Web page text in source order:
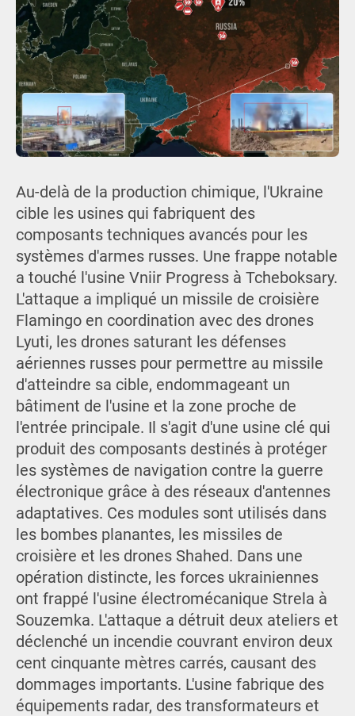
Au-delà de la production chimique, l'Ukraine
cible les usines qui fabriquent des
composants techniques avancés pour les
systèmes d'armes russes. Une frappe notable
a touché l'usine Vniir Progress à Tcheboksary.
L'attaque a impliqué un missile de croisière
Flamingo en coordination avec des drones
Lyuti, les drones saturant les défenses
aériennes russes pour permettre au missile
d'atteindre sa cible, endommageant un
bâtiment de l'usine et la zone proche de
l'entrée principale. Il s'agit d'une usine clé qui
produit des composants destinés à protéger
les systèmes de navigation contre la guerre
électronique grâce à des réseaux d'antennes
adaptatives. Ces modules sont utilisés dans
les bombes planantes, les missiles de
croisière et les drones Shahed. Dans une
opération distincte, les forces ukrainiennes
ont frappé l'usine électromécanique Strela à
Souzemka. L'attaque a détruit deux ateliers et
déclenché un incendie couvrant environ deux
cent cinquante mètres carrés, causant des
dommages importants. L'usine fabrique des
équipements radar, des transformateurs et